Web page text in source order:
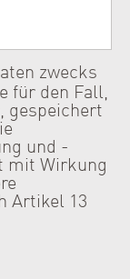
für den Fall,
gespeichert
und -
mit Wirkung
Artikel 13